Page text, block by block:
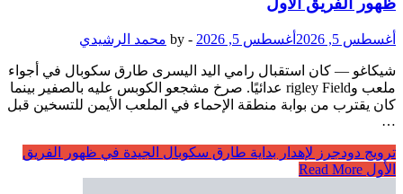
أغسطس 5, 2026 أغسطس 5, 2026 -
by محمد الرشيدي
شيكاغو — كان استقبال رامي اليد اليسرى طارق سكوبال في أجواء
ملعب وrigley Field عدائيًا. صرخ مشجعو الكوبس عليه بالصفير بينما
كان يقترب من بوابة منطقة الإحماء في الملعب الأيمن للتسخين قبل
…
ترويج دودجرز لإهدار بداية طارق سكوبال الجيدة في ظهور الفريق
الأول